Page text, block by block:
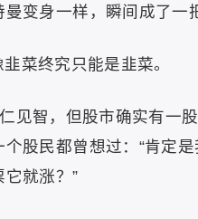
变身一样，瞬间成了一
菜终究只能是韭菜。
见智，但股市确实有一
股民都曾想过：“肯定
就涨？”